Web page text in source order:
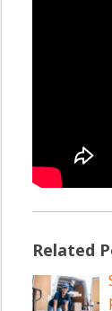
Related